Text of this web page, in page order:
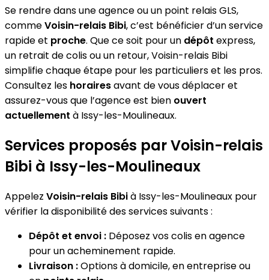
Se rendre dans une agence ou un point relais GLS,
commeVoisin-relais Bibi, c’est bénéficier d’un service
rapide et proche. Que ce soit pour un dépôt express,
un retrait de colis ou un retour, Voisin-relais Bibi
simplifie chaque étape pour les particuliers et les pros.
Consultez les horairesavant de vous déplacer et
assurez-vous que l’agence est bien ouvert
actuellement à Issy-les-Moulineaux.
Services proposés par Voisin-relais
Bibi à Issy-les-Moulineaux
Appelez Voisin-relais Bibià Issy-les-Moulineaux pour
vérifier la disponibilité des services suivants :
Dépôt et envoi : Déposez vos colis en agence
pour un acheminement rapide.
Livraison :Options à domicile, en entreprise ou